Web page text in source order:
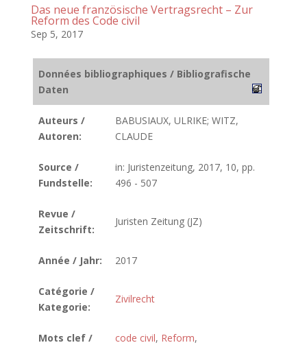
Das neue französische Vertragsrecht – Zur
Reform des Code civil
Sep 5, 2017
Données bibliographiques / Bibliografische
Daten
Auteurs /
Autoren:
BABUSIAUX, ULRIKE; WITZ,
CLAUDE
Source /
Fundstelle:
in: Juristenzeitung, 2017, 10, pp.
496 - 507
Revue /
Zeitschrift:
Juristen Zeitung (JZ)
Année / Jahr: 2017
Catégorie /
Kategorie:
Zivilrecht
Mots clef /
code civil, Reform,